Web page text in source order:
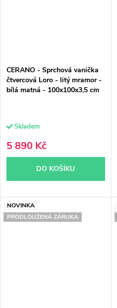
CERANO - Sprchová vanička
čtvercová Loro - litý mramor -
bílá matná - 100x100x3,5 cm
Skladem
5 890 Kč
DO KOŠÍKU
NOVINKA
PRODLOUŽENÁ ZÁRUKA